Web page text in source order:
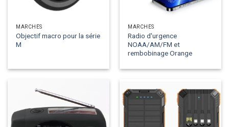
MARCHÉS
Objectif macro pour la série
M
MARCHÉS
Radio d'urgence
NOAA/AM/FM et
rembobinage Orange